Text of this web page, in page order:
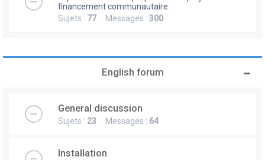
financement communautaire.
Sujets : 77Messages : 300
English forum
General discussion
Sujets : 23 Messages : 64
Installation